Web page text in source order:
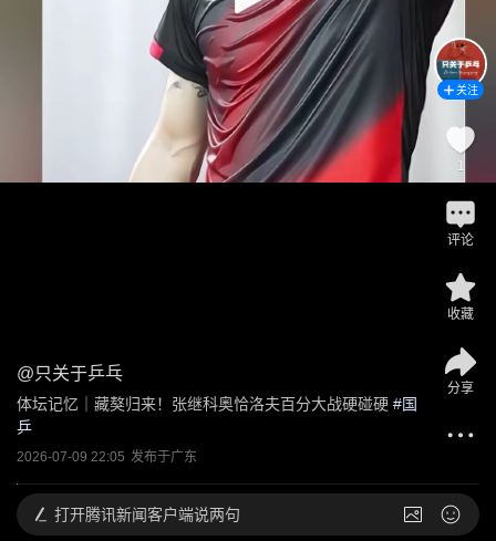
@只关于乒乓
体坛记忆｜藏獒归来！张继科奥恰洛夫百分大战硬碰硬 #国
乒
2026-07-09 22:05 发布于广东
关注
1
评论
收藏
分享
打开腾讯新闻客户端说两句